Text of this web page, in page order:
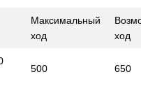
Максимальный
ход
ход
500 650